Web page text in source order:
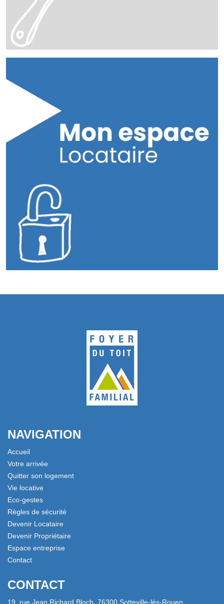
NAVIGATION
Accueil
Votre arrivée
Quitter son logement
Vie locative
Eco-gestes
Règles de sécurité
Devenir Locataire
Devenir Propriétaire
Espace entreprise
Contact
CONTACT
19, rue Jean Richard Bloch, 76300 Sotteville-lès-Rouen